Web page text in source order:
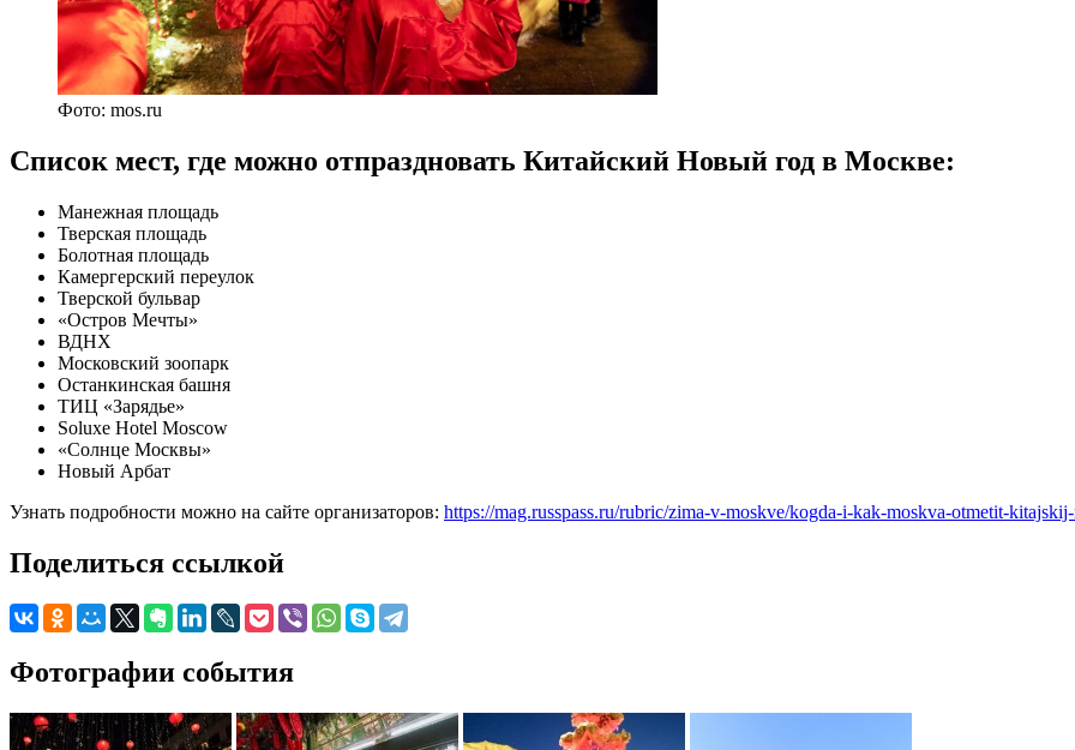
Фото: mos.ru
Список мест, где можно отпраздновать Китайский Новый год в Москве:
Манежная площадь
Тверская площадь
Болотная площадь
Камергерский переулок
Тверской бульвар
«Остров Мечты»
ВДНХ
Московский зоопарк
Останкинская башня
ТИЦ «Зарядье»
Soluxe Hotel Moscow
«Солнце Москвы»
Новый Арбат
Узнать подробности можно на сайте организаторов: https://mag.russpass.ru/rubric/zima-v-moskve/kogda-i-kak-moskva-otmetit-
Поделиться ссылкой
Фотографии события